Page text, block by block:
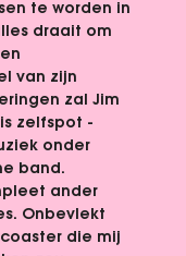
te worden in
draait om
van zijn
zal Jim
zelfspot -
onder
band.
ander
Onbevlekt
die mij